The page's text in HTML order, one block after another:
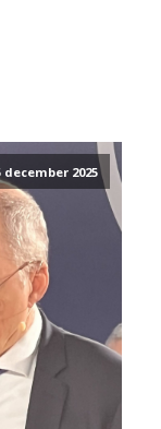
december 2025